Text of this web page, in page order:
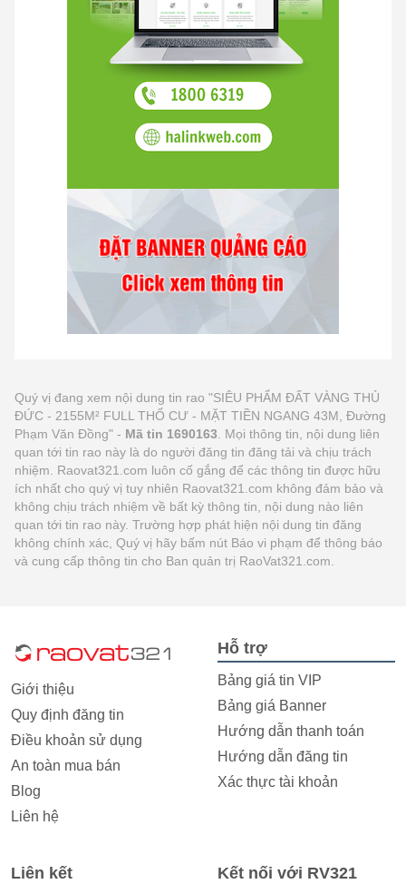
Quý vị đang xem nội dung tin rao "SIÊU PHẨM ĐẤT VÀNG THỦ
ĐỨC - 2155M² FULL THỔ CƯ - MẶT TIỀN NGANG 43M, Đường
Phạm Văn Đồng" - Mã tin 1690163 . Mọi thông tin, nội dung liên
quan tới tin rao này là do người đăng tin đăng tải và chịu trách
nhiệm. Raovat321.com luôn cố gắng để các thông tin được hữu
ích nhất cho quý vị tuy nhiên Raovat321.com không đảm bảo và
không chịu trách nhiệm về bất kỳ thông tin, nội dung nào liên
quan tới tin rao này. Trường hợp phát hiện nội dung tin đăng
không chính xác, Quý vị hãy bấm nút Báo vi phạm để thông báo
và cung cấp thông tin cho Ban quản trị RaoVat321.com.
Giới thiệu
Quy định đăng tin
Điều khoản sử dụng
An toàn mua bán
Blog
Liên hệ
Hỗ trợ
Bảng giá tin VIP
Bảng giá Banner
Hướng dẫn thanh toán
Hướng dẫn đăng tin
Xác thực tài khoản
Liên kết Kết nối với RV321